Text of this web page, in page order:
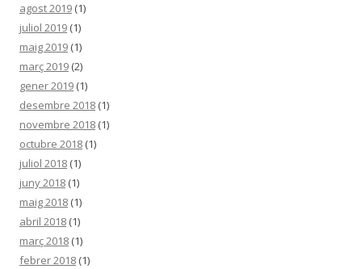
agost 2019 (1)
juliol 2019 (1)
maig 2019 (1)
març 2019 (2)
gener 2019 (1)
desembre 2018 (1)
novembre 2018 (1)
octubre 2018 (1)
juliol 2018 (1)
juny 2018 (1)
maig 2018 (1)
abril 2018 (1)
març 2018 (1)
febrer 2018 (1)